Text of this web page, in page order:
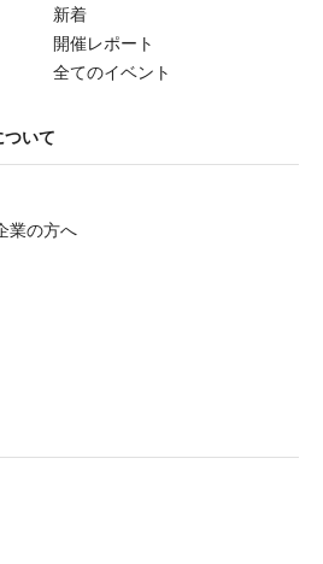
新着
開催レポート
全てのイベント
ついて
業の方へ